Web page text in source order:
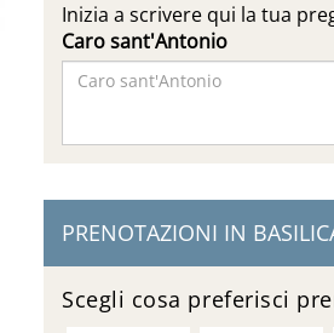
Inizia a scrivere qui la tua
Caro sant'Antonio
PRENOTAZIONI IN
Scegli cosa preferisci